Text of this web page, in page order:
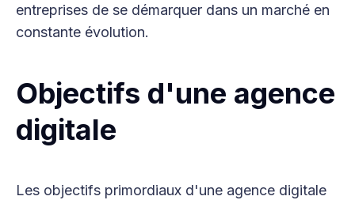
entreprises de se démarquer dans un marché en
constante évolution.
Objectifs d'une agence
digitale
Les objectifs primordiaux d'une agence digitale